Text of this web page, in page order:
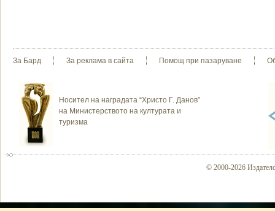
За Бард За реклама в сайта Помощ при пазаруване
Носител на наградата “Христо Г. Данов”
на Министерството на културата и
туризма
© 2000-2026